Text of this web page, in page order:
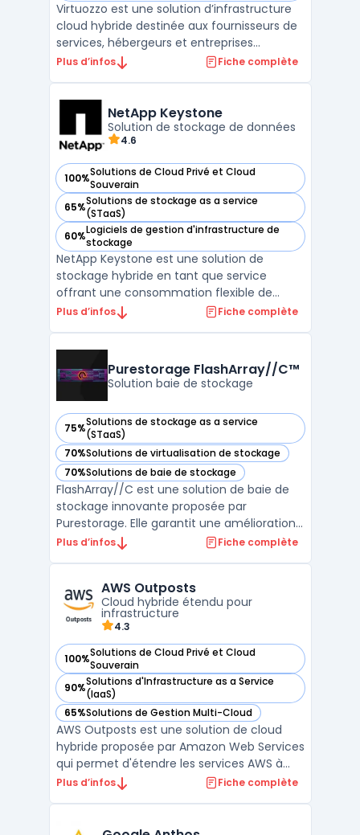
Virtuozzo est une solution d’infrastructure
cloud hybride destinée aux fournisseurs de
services, hébergeurs et entreprises
recherchant une plateforme flexible pour
combinaison de technologies de
virtualisation, de containers et ...
Plus d’infos Fiche complète
NetApp Keystone
Solution de stockage de données
4.6
100%Solutions de Cloud Privé et Cloud
Souverain
— voir NetApp Keystone dans cette catégorie
65%Solutions de stockage as a service
(STaaS)
— voir NetApp Keystone dans cette catégorie
60%Logiciels de gestion d'infrastructure de
stockage
— voir NetApp Keystone dans cette catégorie
NetApp Keystone est une solution de
stockage hybride en tant que service
offrant une consommation flexible de
cloud. Cette solution permet une gestion
Keystone propose des options de
protection des données avec c ...
Plus d’infos Fiche complète
Purestorage FlashArray//C™
Solution baie de stockage
75%Solutions de stockage as a service
(STaaS)
— voir Purestorage FlashArray//C™ dans cette catégorie
70%Solutions de virtualisation de stockage
— voir Purestorage FlashArray//C™ dans cette catégorie
70%Solutions de baie de stockage
— voir Purestorage FlashArray//C™ dans cette catégorie
FlashArray//C est une solution de baie de
stockage innovante proposée par
Purestorage. Elle garantit une amélioration
notable des performances, avec une
additionnels. Cette technologie offre une
disponibilité garantie à 99, ...
Plus d’infos Fiche complète
AWS Outposts
Cloud hybride étendu pour
infrastructure
4.3
100%Solutions de Cloud Privé et Cloud
Souverain
— voir AWS Outposts dans cette catégorie
90%Solutions d'Infrastructure as a Service
(IaaS)
— voir AWS Outposts dans cette catégorie
65%Solutions de Gestion Multi-Cloud
— voir AWS Outposts dans cette catégorie
AWS Outposts est une solution de cloud
hybride proposée par Amazon Web Services
qui permet d'étendre les services AWS à
une infrastructure sur site. Cette
flexibilité du cloud hybride avec le contrôle
Plus d’infos Fiche complète